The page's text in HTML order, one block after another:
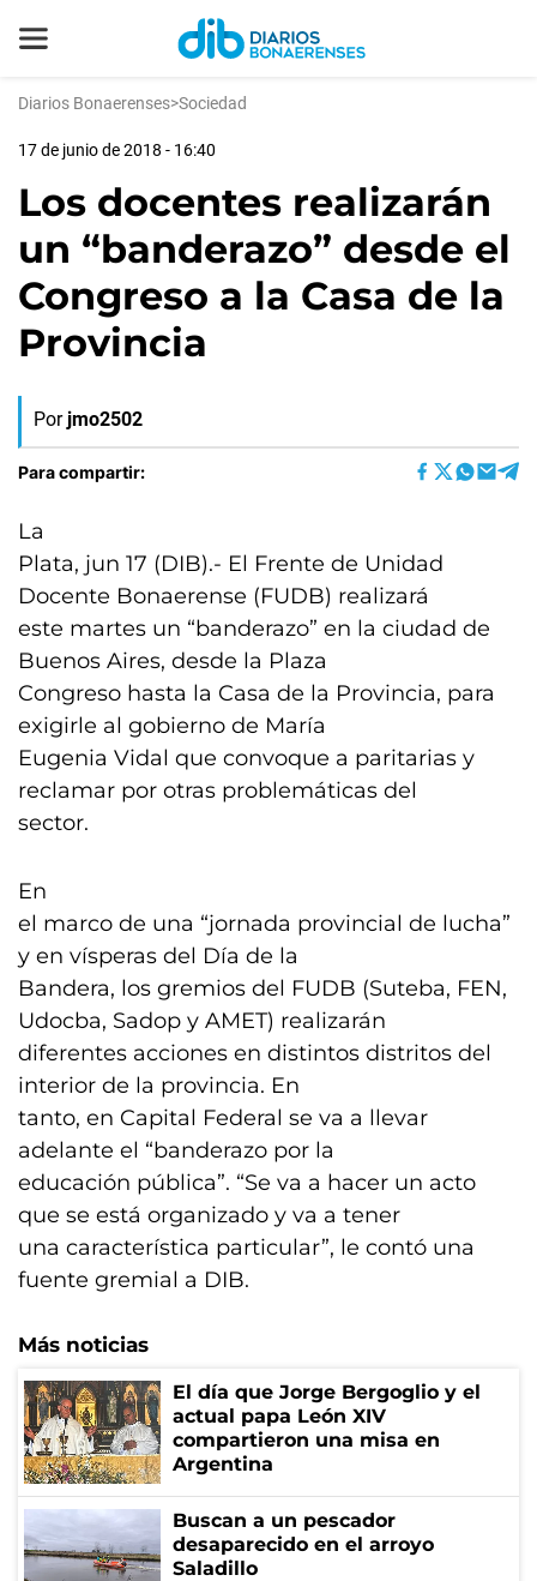
Diarios Bonaerenses>Sociedad
17 de junio de 2018 - 16:40
Los docentes realizarán
un “banderazo” desde el
Congreso a la Casa de la
Provincia
Por jmo2502
Para compartir:
La
Plata, jun 17 (DIB).- El Frente de Unidad
Docente Bonaerense (FUDB) realizará
este martes un “banderazo” en la ciudad de
Buenos Aires, desde la Plaza
Congreso hasta la Casa de la Provincia, para
exigirle al gobierno de María
Eugenia Vidal que convoque a paritarias y
reclamar por otras problemáticas del
sector.
En
el marco de una “jornada provincial de lucha”
y en vísperas del Día de la
Bandera, los gremios del FUDB (Suteba, FEN,
Udocba, Sadop y AMET) realizarán
diferentes acciones en distintos distritos del
interior de la provincia. En
tanto, en Capital Federal se va a llevar
adelante el “banderazo por la
educación pública”. “Se va a hacer un acto
que se está organizado y va a tener
una característica particular”, le contó una
fuente gremial a DIB.
Más noticias
El día que Jorge Bergoglio y el
actual papa León XIV
compartieron una misa en
Argentina
Buscan a un pescador
desaparecido en el arroyo
Saladillo